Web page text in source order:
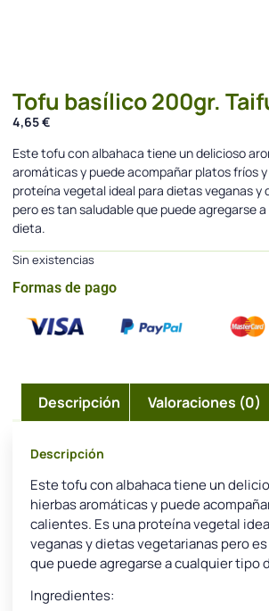
Tofu basílico 200gr.
4,65€
Este tofu con albahaca tiene un delicioso
aromáticas y puede acompañar platos fríos
proteína vegetal ideal para dietas veganas y
pero es tan saludable que puede agregarse
dieta.
Sin existencias
Formas de pago
Descripción Valoraciones (0)
Descripción
Este tofu con albahaca tiene un
hierbas aromáticas y puede
calientes. Es una proteína vegetal
veganas y dietas vegetarianas pero
que puede agregarse a cualquier tipo
Ingredientes: